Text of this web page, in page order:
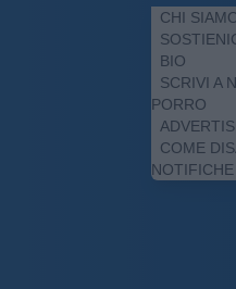
CHI
BIO
SCRIVI A
PORRO
COME